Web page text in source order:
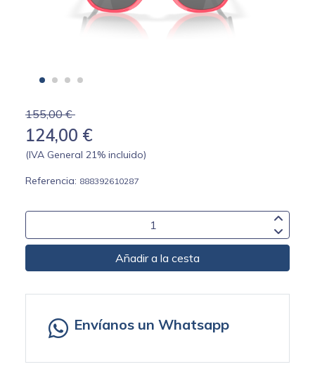
155,00 €
124,00 €
(IVA General 21% incluido)
Referencia: 888392610287
Añadir a la cesta
Envíanos un Whatsapp